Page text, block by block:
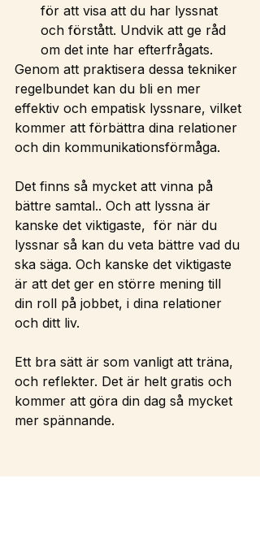
för att visa att du har lyssnat
och förstått. Undvik att ge råd
om det inte har efterfrågats.
Genom att praktisera dessa tekniker
regelbundet kan du bli en mer
effektiv och empatisk lyssnare, vilket
kommer att förbättra dina relationer
och din kommunikationsförmåga.
Det finns så mycket att vinna på
bättre samtal.. Och att lyssna är
kanske det viktigaste,  för när du
lyssnar så kan du veta bättre vad du
ska säga. Och kanske det viktigaste
är att det ger en större mening till
din roll på jobbet, i dina relationer
och ditt liv.
Ett bra sätt är som vanligt att träna,
och reflekter. Det är helt gratis och
kommer att göra din dag så mycket
mer spännande.